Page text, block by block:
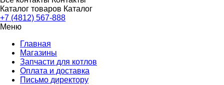
Каталог товаров Каталог
+7 (4812) 567-888
Меню
Главная
Магазины
Запчасти для котлов
Оплата и доставка
Письмо директору